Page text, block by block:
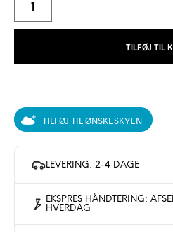
TILFØJ TIL
TILFØJ TIL ØNSKESKYEN
LEVERING: 2-4 DAGE
EKSPRES HÅNDTERING:
HVERDAG